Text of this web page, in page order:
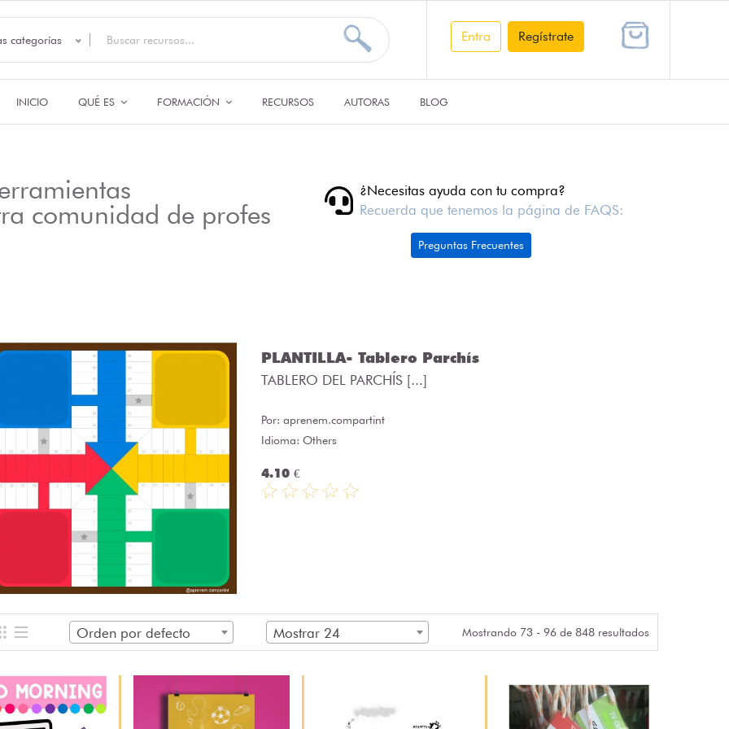
categorías Entra Regístrate
INICIO QUÉ ES FORMACIÓN RECURSOS AUTORAS BLOG
comunidad de profes
¿Necesitas ayuda con tu compra?
Recuerda que tenemos la página de FAQS:
Preguntas Frecuentes
PLANTILLA- Tablero Parchís
TABLERO DEL PARCHÍS [...]
Por:aprenem.compartint
Idioma: Others
4.10 €
Orden por defecto Mostrar 24 Mostrando 73 - 96 de 848 resultados